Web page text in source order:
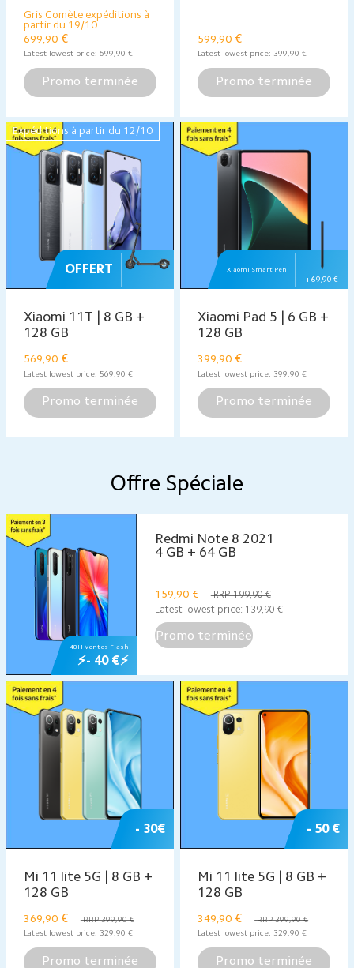
Gris Comète expéditions à
partir du 19/10
699,90 €
Latest lowest price: 699,90 €
Promo terminée
599,90 €
Latest lowest price: 399,90 €
Promo terminée
Expéditions à partir du 12/10
OFFERT
Xiaomi 11T | 8 GB +
128 GB
569,90 €
Latest lowest price: 569,90 €
Promo terminée
Xiaomi Smart Pen
+ 69,90 €
Xiaomi Pad 5 | 6 GB +
128 GB
399,90 €
Latest lowest price: 399,90 €
Promo terminée
Offre Spéciale
48H Ventes Flash
⚡- 40 €⚡
Redmi Note 8 2021
4 GB + 64 GB
159,90 €
RRP 199,90 €
Latest lowest price: 139,90 €
Promo terminée
- 30€
Mi 11 lite 5G | 8 GB +
128 GB
369,90 €
RRP 399,90 €
Latest lowest price: 329,90 €
Promo terminée
- 50 €
Mi 11 lite 5G | 8 GB +
128 GB
349,90 €
RRP 399,90 €
Latest lowest price: 329,90 €
Promo terminée